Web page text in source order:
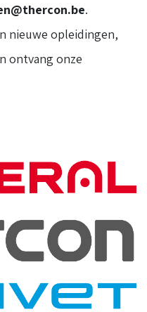
.
nieuwe opleidingen,
ontvang onze